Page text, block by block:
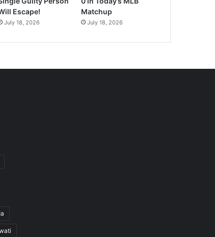
Escape!
July 18, 2026
Matchup
July 18, 2026